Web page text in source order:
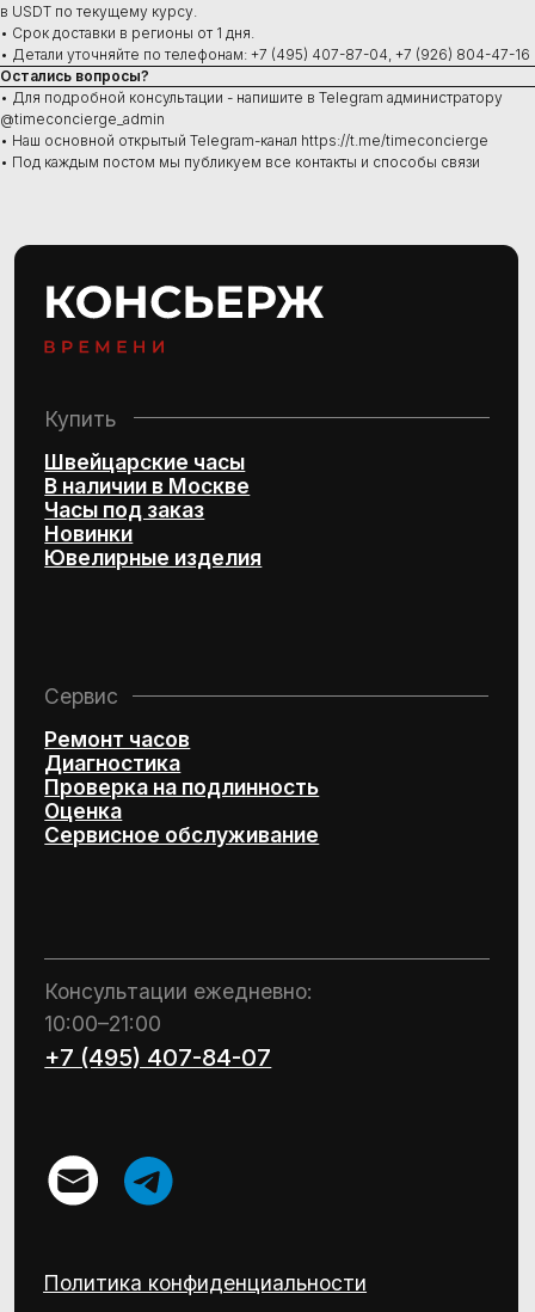
в USDT по текущему курсу.
• Срок доставки в регионы от 1 дня.
• Детали уточняйте по телефонам: +7 (495) 407-87-04, +7 (926) 804-47-16
Остались вопросы?
• Для подробной консультации - напишите в Telegram администратору
@timeconcierge_admin
• Наш основной открытый Telegram-канал https://t.me/timeconcierge
• Под каждым постом мы публикуем все контакты и способы связи
Согласие на обработку
персональных данных
Политика конфиденциальности
Design by Kchtv
Ремонт часов
Диагностика
Проверка на подлинность
Оценка
Сервисное обслуживание